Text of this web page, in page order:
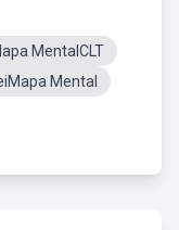
MentalCLT
Mental